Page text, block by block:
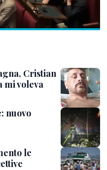
Cristian
mi voleva
nuovo
le